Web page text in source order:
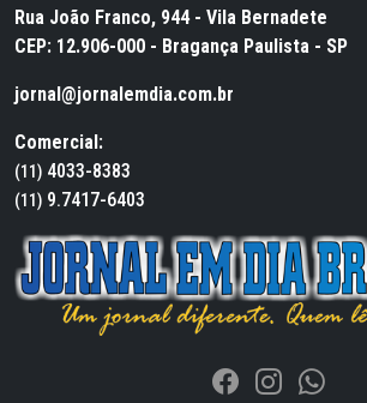
Rua João Franco, 944 - Vila Bernadete
CEP: 12.906-000 - Bragança Paulista - SP
jornal@jornalemdia.com.br
Comercial:
(11) 4033-8383
(11) 9.7417-6403